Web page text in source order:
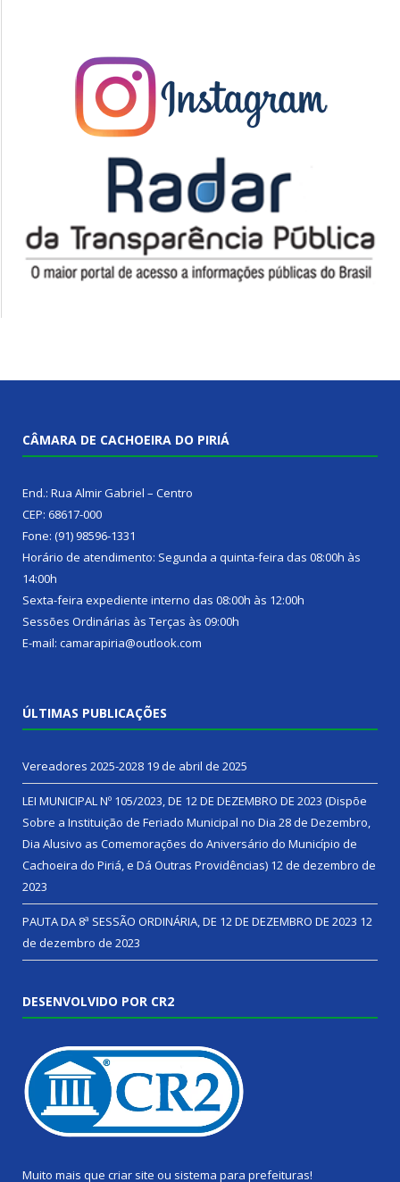
CÂMARA DE CACHOEIRA DO PIRIÁ
End.: Rua Almir Gabriel – Centro
CEP: 68617-000
Fone: (91) 98596-1331
Horário de atendimento: Segunda a quinta-feira das 08:00h às
14:00h
Sexta-feira expediente interno das 08:00h às 12:00h
Sessões Ordinárias às Terças às 09:00h
E-mail: camarapiria@outlook.com
ÚLTIMAS PUBLICAÇÕES
Vereadores 2025-2028 19 de abril de 2025
LEI MUNICIPAL Nº 105/2023, DE 12 DE DEZEMBRO DE 2023 (Dispõe
Sobre a Instituição de Feriado Municipal no Dia 28 de Dezembro,
Dia Alusivo as Comemorações do Aniversário do Município de
Cachoeira do Piriá, e Dá Outras Providências) 12 de dezembro de
2023
PAUTA DA 8ª SESSÃO ORDINÁRIA, DE 12 DE DEZEMBRO DE 2023 12
de dezembro de 2023
DESENVOLVIDO POR CR2
Muito mais que criar site ou sistema para prefeituras!